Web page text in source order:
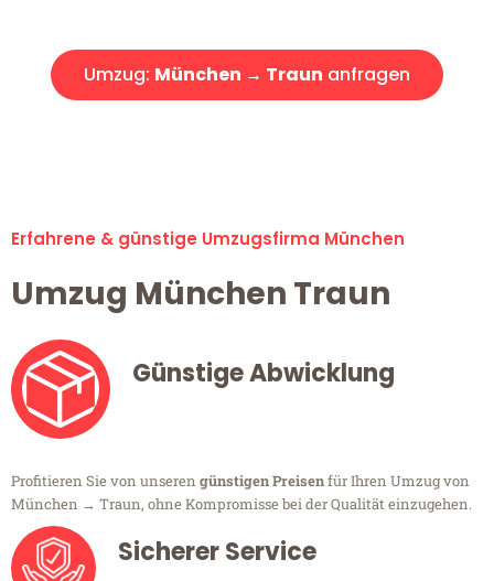
Umzug: München → Traun anfragen
Erfahrene & günstige Umzugsfirma München
Umzug München Traun
Günstige Abwicklung
Profitieren Sie von unseren günstigen Preisenfür Ihren Umzug von
München → Traun, ohne Kompromisse bei der Qualität einzugehen.
Sicherer Service